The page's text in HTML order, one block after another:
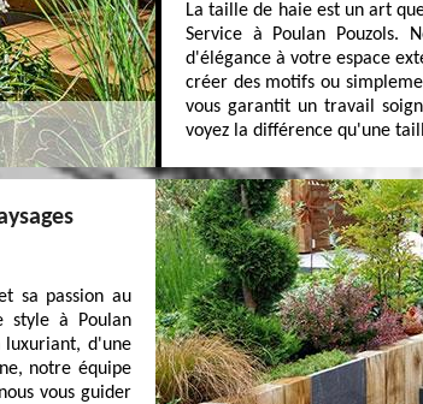
La taille de haie est un art
Service à Poulan Pouzols.
d'élégance à votre espace
créer des motifs ou
vous garantit un travail
voyez la différence qu'une
sa passion au
style à Poulan
luxuriant, d'une
notre équipe
vous guider